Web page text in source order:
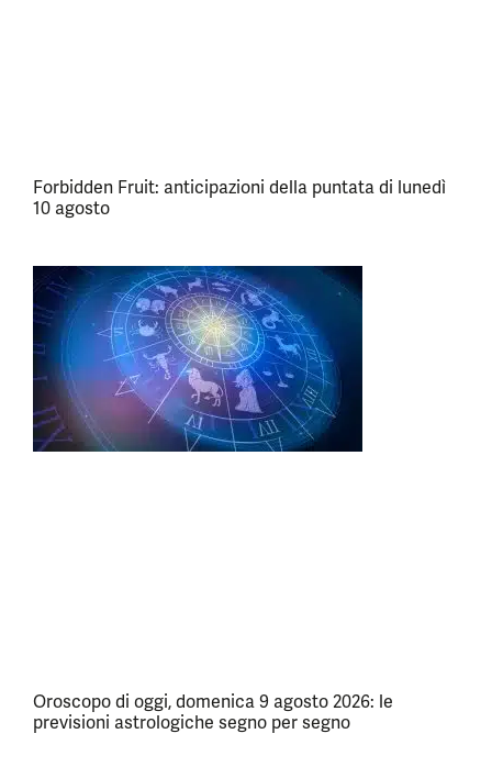
Forbidden Fruit: anticipazioni della puntata di lunedì
10 agosto
Oroscopo di oggi, domenica 9 agosto 2026: le
previsioni astrologiche segno per segno